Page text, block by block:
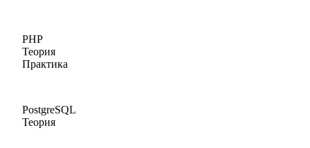
PHP
Теория
Практика
PostgreSQL
Теория